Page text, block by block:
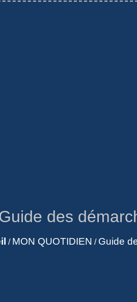
des
/ MON QUOTIDIEN / Guide